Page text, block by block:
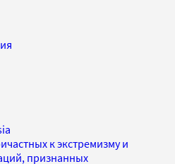
к экстремизму и
признанных